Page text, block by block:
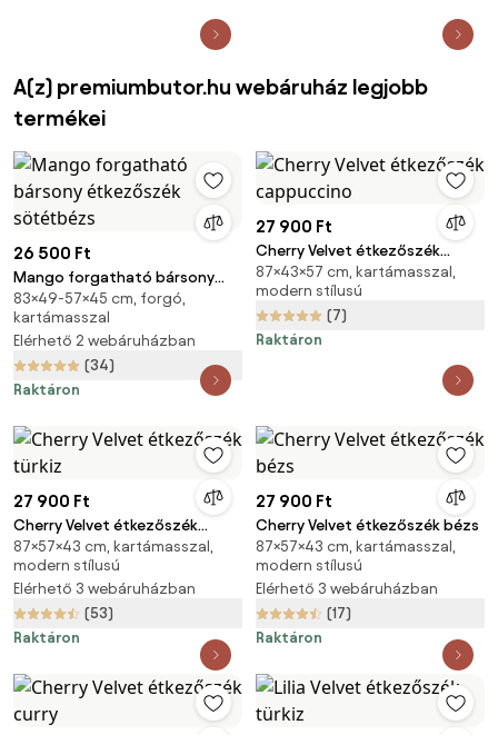
A(z) premiumbutor.hu webáruház legjobb
termékei
26 500 Ft
Mango forgatható bársony
étkezőszék sötétbézs
83×49-57×45 cm, forgó,
kartámasszal
Elérhető 2 webáruházban
(34)
Raktáron
27 900 Ft
Cherry Velvet étkezőszék
cappuccino
87×43×57 cm, kartámasszal,
modern stílusú
(7)
Raktáron
27 900 Ft
Cherry Velvet étkezőszék
türkiz
87×57×43 cm, kartámasszal,
modern stílusú
Elérhető 3 webáruházban
(53)
Raktáron
27 900 Ft
Cherry Velvet étkezőszék bézs
87×57×43 cm, kartámasszal,
modern stílusú
Elérhető 3 webáruházban
(17)
Raktáron